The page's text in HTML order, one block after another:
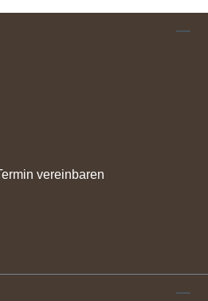
vereinbaren